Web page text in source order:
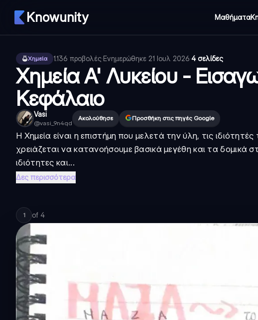
Knowunity Μαθήματα
Χημεία 1.136 προβολές·Ενημερώθηκε 21 Ιουλ 2026·4 σελίδες
Χημεία Α' Λυκείου -
Κεφάλαιο
Vasi
@vasi_9n4qd
Ακολούθησε Προσθήκη στις πηγές Google
Η Χημεία είναι η επιστήμη που μελετά την ύλη, τις
χρειάζεται να κατανοήσουμε βασικά μεγέθη και τα δομικά
ιδιότητες και...
Δες περισσότερα
1 of 4